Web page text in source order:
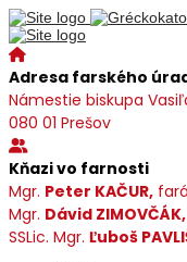
Adresa farského
Námestie biskupa
080 01 Prešov
Kňazi vo farnosti
Mgr. Peter KAČUR,
Mgr. Dávid ZIMOVČÁK,
SSLic. Mgr. Ľuboš